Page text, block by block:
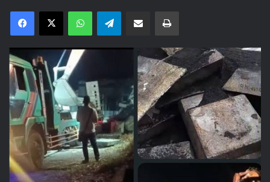
Facebook
X WhatsAppTelegram Share via Email Print